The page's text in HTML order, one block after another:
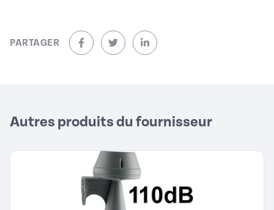
PARTAGER
sur Facebook (nouvelle fenêtre)
sur Twitter (nouvelle fenêtre)
sur Linkedin (nouvelle fenêtre)
Autres produits du fournisseur